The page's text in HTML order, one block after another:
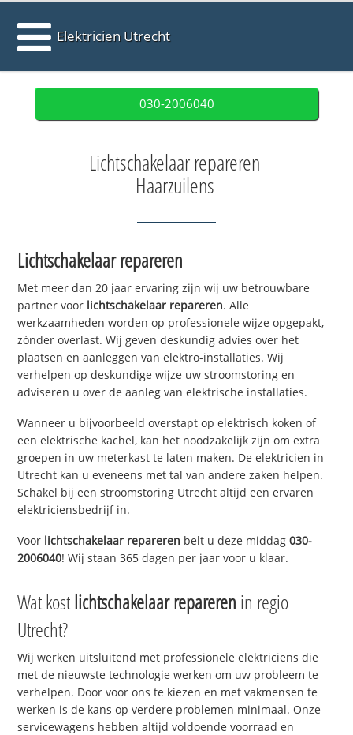
Elektricien Utrecht
030-2006040
Lichtschakelaar repareren
Haarzuilens
Lichtschakelaar repareren
Met meer dan 20 jaar ervaring zijn wij uw betrouwbare
partner voor lichtschakelaar repareren. Alle
werkzaamheden worden op professionele wijze opgepakt,
zónder overlast. Wij geven deskundig advies over het
plaatsen en aanleggen van elektro-installaties. Wij
verhelpen op deskundige wijze uw stroomstoring en
adviseren u over de aanleg van elektrische installaties.
Wanneer u bijvoorbeeld overstapt op elektrisch koken of
een elektrische kachel, kan het noodzakelijk zijn om extra
groepen in uw meterkast te laten maken. De elektricien in
Utrecht kan u eveneens met tal van andere zaken helpen.
Schakel bij een stroomstoring Utrecht altijd een ervaren
elektriciensbedrijf in.
Voor lichtschakelaar repareren belt u deze middag030-
2006040! Wij staan 365 dagen per jaar voor u klaar.
Wat kostlichtschakelaar repareren in regio
Utrecht?
Wij werken uitsluitend met professionele elektriciens die
met de nieuwste technologie werken om uw probleem te
verhelpen. Door voor ons te kiezen en met vakmensen te
werken is de kans op verdere problemen minimaal. Onze
servicewagens hebben altijd voldoende voorraad en